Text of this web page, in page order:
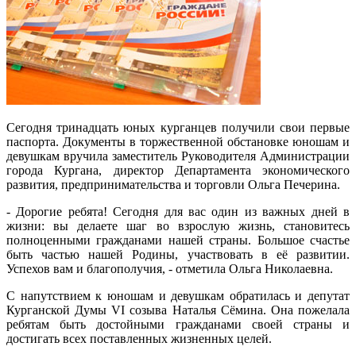
Сегодня тринадцать юных курганцев получили свои первые
паспорта. Документы в торжественной обстановке юношам и
девушкам вручила заместитель Руководителя Администрации
города Кургана, директор Департамента экономического
развития, предпринимательства и торговли Ольга Печерина.
- Дорогие ребята! Сегодня для вас один из важных дней в
жизни: вы делаете шаг во взрослую жизнь, становитесь
полноценными гражданами нашей страны. Большое счастье
быть частью нашей Родины, участвовать в её развитии.
Успехов вам и благополучия, - отметила Ольга Николаевна.
С напутствием к юношам и девушкам обратилась и депутат
Курганской Думы VI созыва Наталья Сёмина. Она пожелала
ребятам быть достойными гражданами своей страны и
достигать всех поставленных жизненных целей.